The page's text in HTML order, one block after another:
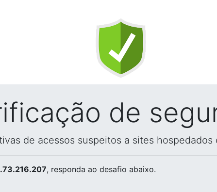
de
de acessos suspeitos a sites hospedados
, responda ao desafio abaixo.